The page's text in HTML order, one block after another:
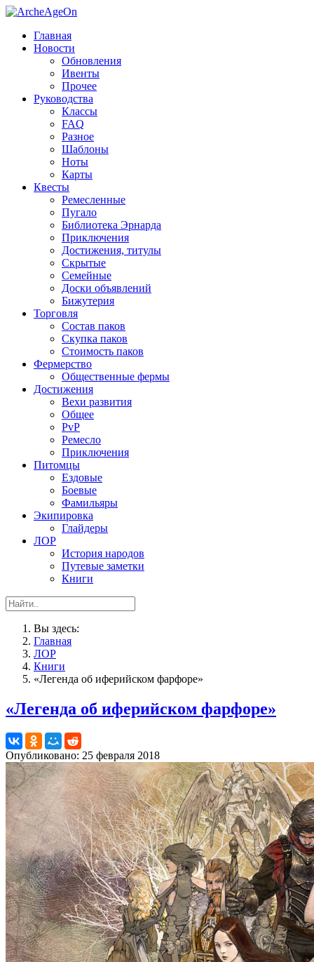
Главная
Новости
Обновления
Ивенты
Прочее
Руководства
Классы
FAQ
Разное
Шаблоны
Ноты
Карты
Квесты
Ремесленные
Пугало
Библиотека Эрнарда
Приключения
Достижения, титулы
Скрытые
Семейные
Доски объявлений
Бижутерия
Торговля
Состав паков
Скупка паков
Стоимость паков
Фермерство
Общественные фермы
Достижения
Вехи развития
Общее
PvP
Ремесло
Приключения
Питомцы
Ездовые
Боевые
Фамильяры
Экипировка
Глайдеры
ЛОР
История народов
Путевые заметки
Книги
Вы здесь:
Главная
ЛОР
Книги
«Легенда об иферийском фарфоре»
«Легенда об иферийском фарфоре»
Опубликовано: 25 февраля 2018